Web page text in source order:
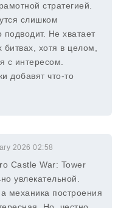
стратегией.
слишком
Не хватает
хотя в целом,
с интересом.
добавят что-то
2026 02:58
Castle War: Tower
увлекательной.
механика построения